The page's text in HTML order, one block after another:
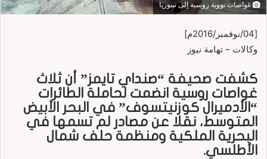
غواصات نووية روسية إلى سوريا
[04/نوفمبر/2016م]
وكالات – تهامة نيوز
كشفت صحيفة “صنداي تايمز” أن ثلاث
غواصات روسية انضمت لحاملة الطائرات
“الأدميرال كوزنيتسوف” في البحر الأبيض
المتوسط، نقلا عن مصادر لم تسمها في
البحرية الملكية ومنظمة حلف شمال
الأطلسي.